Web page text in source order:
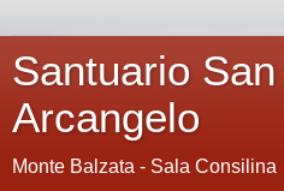
Santuario
Arcangelo
Monte Balzata - Sala Consilina